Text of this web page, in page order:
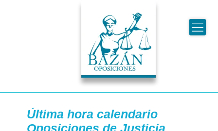
Última hora calendario
Oposiciones de Justicia